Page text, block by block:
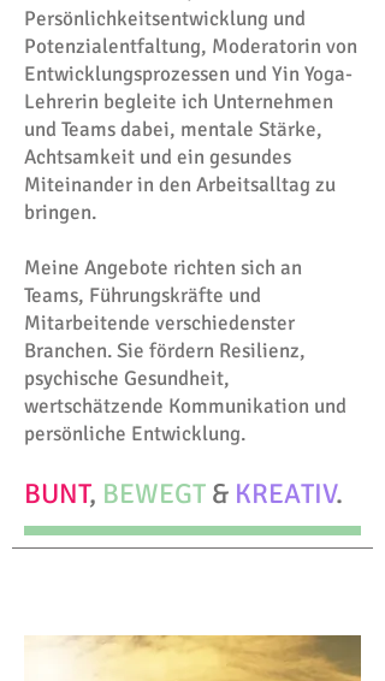
Persönlichkeitsentwicklung und
Potenzialentfaltung, Moderatorin von
Entwicklungsprozessen und Yin Yoga-
Lehrerin begleite ich Unternehmen
und Teams dabei, mentale Stärke,
Achtsamkeit und ein gesundes
Miteinander in den Arbeitsalltag zu
bringen.
Meine Angebote richten sich an
Teams, Führungskräfte und
Mitarbeitende verschiedenster
Branchen. Sie fördern Resilienz,
psychische Gesundheit,
wertschätzende Kommunikation und
persönliche Entwicklung.
BUNT, BEWEGT & KREATIV.